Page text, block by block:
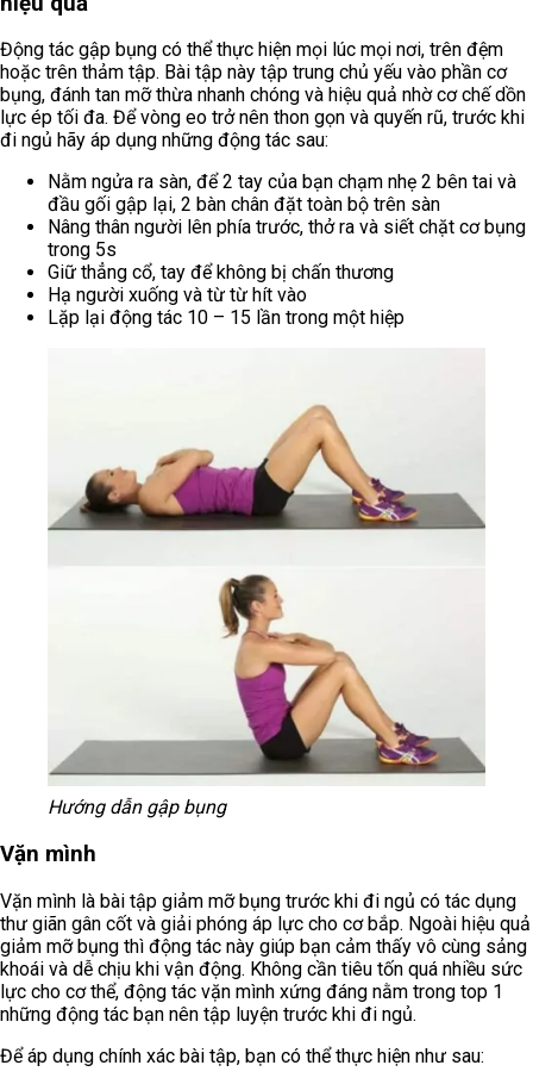
Động tác gập bụng có thể thực hiện mọi lúc mọi nơi, trên đệm
hoặc trên thảm tập. Bài tập này tập trung chủ yếu vào phần cơ
bụng, đánh tan mỡ thừa nhanh chóng và hiệu quả nhờ cơ chế dồn
lực ép tối đa. Để vòng eo trở nên thon gọn và quyến rũ, trước khi
đi ngủ hãy áp dụng những động tác sau:
Nằm ngửa ra sàn, để 2 tay của bạn chạm nhẹ 2 bên tai và
đầu gối gập lại, 2 bàn chân đặt toàn bộ trên sàn
Nâng thân người lên phía trước, thở ra và siết chặt cơ bụng
trong 5s
Giữ thẳng cổ, tay để không bị chấn thương
Hạ người xuống và từ từ hít vào
Lặp lại động tác 10 – 15 lần trong một hiệp
Hướng dẫn gập bụng
Vặn mình
Vặn mình là bài tập giảm mỡ bụng trước khi đi ngủ có tác dụng
thư giãn gân cốt và giải phóng áp lực cho cơ bắp. Ngoài hiệu quả
giảm mỡ bụng thì động tác này giúp bạn cảm thấy vô cùng sảng
khoái và dễ chịu khi vận động. Không cần tiêu tốn quá nhiều sức
lực cho cơ thể, động tác vặn mình xứng đáng nằm trong top 1
những động tác bạn nên tập luyện trước khi đi ngủ.
Để áp dụng chính xác bài tập, bạn có thể thực hiện như sau: